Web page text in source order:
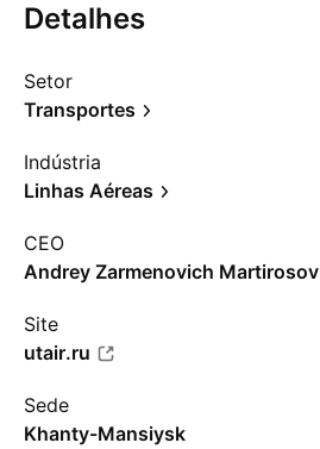
Detalhes
Setor
Transportes
Indústria
Linhas Aéreas
CEO
Andrey Zarmenovich Martirosov
Site
utair.ru
Sede
Khanty-Mansiysk